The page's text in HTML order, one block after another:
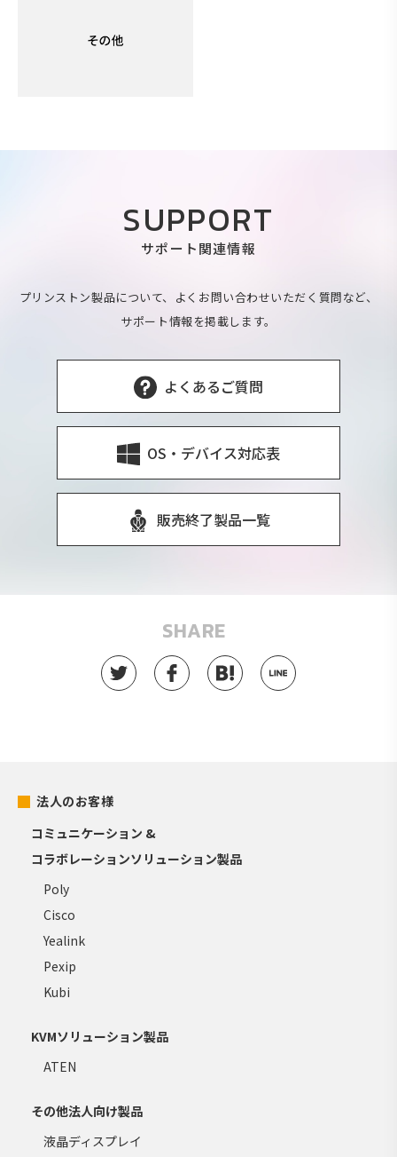
SUPPORT
サポート関連情報
プリンストン製品について、よくお問い合わせいただく質問など、
サポート情報を掲載します。
よくあるご質問
OS・デバイス対応表
販売終了製品一覧
SHARE
法人のお客様
コミュニケーション &
コラボレーションソリューション製品
Poly
Cisco
Yealink
Pexip
Kubi
KVMソリューション製品
ATEN
その他法人向け製品
液晶ディスプレイ